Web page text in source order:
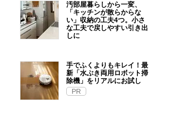
汚部屋暮らしから一変、
「キッチンが散らからな
い」収納の工夫4つ。小さ
な工夫で戻しやすい引き出
しに
手でふくよりもキレイ！最
新「水ぶき両用ロボット掃
除機」をリアルにお試し
PR